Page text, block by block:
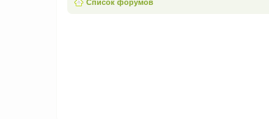
Список форумов